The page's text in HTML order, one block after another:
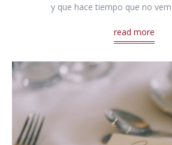
y que hace tiempo que no
read more